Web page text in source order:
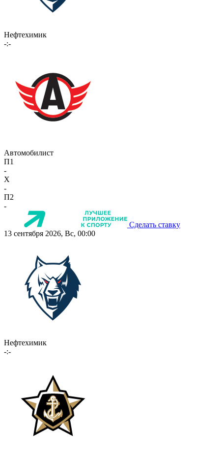
Нефтехимик
-:-
Автомобилист
П1
-
X
-
П2
-
Сделать ставку
13 сентября 2026, Вс, 00:00
Нефтехимик
-:-